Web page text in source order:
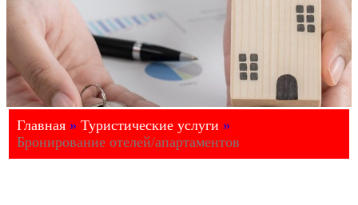
Главная » Туристические услуги »
Бронирование отелей/апартаментов